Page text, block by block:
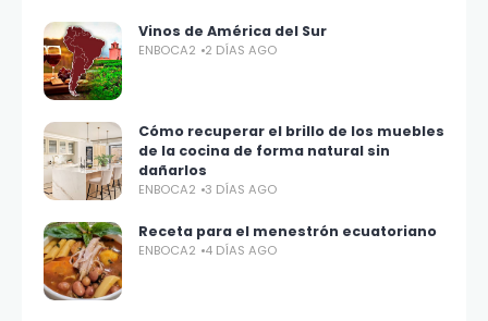
Vinos de América del Sur
ENBOCA2 2 DÍAS AGO
Cómo recuperar el brillo de los muebles
de la cocina de forma natural sin
dañarlos
ENBOCA2 3 DÍAS AGO
Receta para el menestrón ecuatoriano
ENBOCA2 4 DÍAS AGO